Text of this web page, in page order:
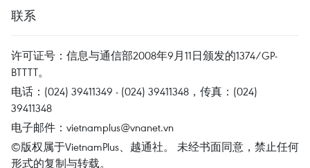
联系
许可证号：信息与通信部2008年9月11日颁发的1374/GP-
BTTTT。
电话：(024) 39411349 - (024) 39411348，传真：(024)
39411348
电子邮件： vietnamplus@vnanet.vn
©版权属于VietnamPlus、越通社。 未经书面同意，禁止任何
形式的复制与转载。